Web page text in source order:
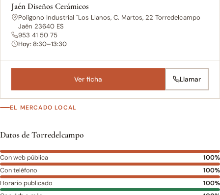
Jaén Diseños Cerámicos
Polígono Industrial "Los Llanos, C. Martos, 22 Torredelcampo
Jaén 23640 ES
953 41 50 75
Hoy: 8:30–13:30
Ver ficha Llamar
EL MERCADO LOCAL
Datos de Torredelcampo
Con web pública
100%
Con teléfono
100%
Horario publicado
100%